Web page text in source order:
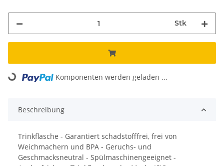
Stk
Loading... Komponenten werden geladen ...
Beschreibung
Trinkflasche - Garantiert schadstofffrei, frei von
Weichmachern und BPA - Geruchs- und
Geschmacksneutral - Spülmaschinengeeignet -